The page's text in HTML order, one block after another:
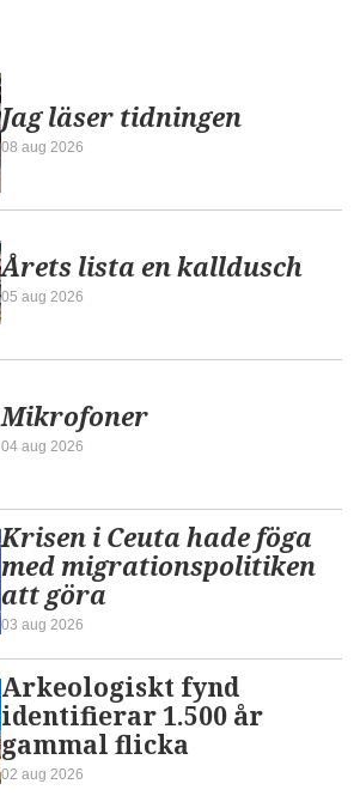
Jag läser tidningen
08 aug 2026
Årets lista en kalldusch
05 aug 2026
Mikrofoner
04 aug 2026
Krisen i Ceuta hade föga
med migrationspolitiken
att göra
03 aug 2026
Arkeologiskt fynd
identifierar 1.500 år
gammal flicka
02 aug 2026